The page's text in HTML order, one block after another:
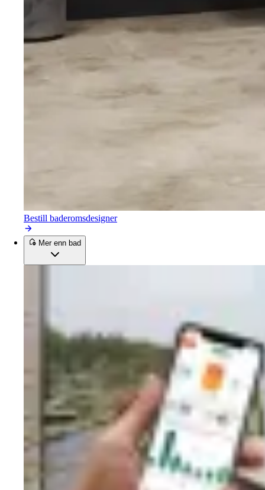
Bestill baderomsdesigner
Mer enn bad